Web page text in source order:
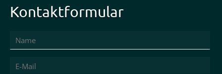
Kontaktformular